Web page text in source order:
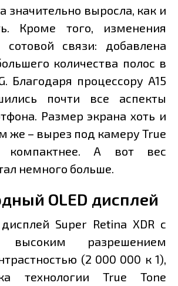
значительно выросла, как и
Кроме того, изменения
сотовой связи: добавлена
количества полос в
Благодаря процессору A15
почти все аспекты
Размер экрана хоть и
же – вырез под камеру True
компактнее. А вот вес
немного больше.
OLED дисплей
Super Retina XDR с
высоким разрешением
(2 000 000 к 1),
технологии True Tone